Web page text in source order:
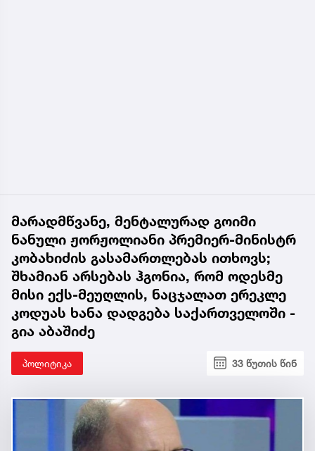
მარადმწვანე, მენტალურად გოიმი
ნანული ჟორჟოლიანი პრემიერ-მინისტრ
კობახიძის გასამართლებას ითხოვს;
შხამიან არსებას ჰგონია, რომ ოდესმე
მისი ექს-მეუღლის, ნაცჯალათ ერეკლე
კოდუას ხანა დადგება საქართველოში -
გია აბაშიძე
პოლიტიკა 33 წუთის წინ